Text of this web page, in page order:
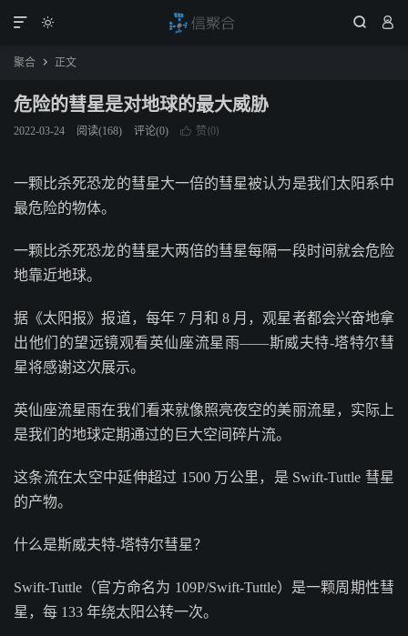
  

聚合  正文
危险的彗星是对地球的最大威胁
2022-03-24 阅读(168) 评论(0)  赞(0)
一颗比杀死恐龙的彗星大一倍的彗星被认为是我们太阳系中
最危险的物体。
一颗比杀死恐龙的彗星大两倍的彗星每隔一段时间就会危险
地靠近地球。
据《太阳报》报道，每年 7 月和 8 月，观星者都会兴奋地拿
出他们的望远镜观看英仙座流星雨——斯威夫特-塔特尔彗
星将感谢这次展示。
英仙座流星雨在我们看来就像照亮夜空的美丽流星，实际上
是我们的地球定期通过的巨大空间碎片流。
这条流在太空中延伸超过 1500 万公里，是 Swift-Tuttle 彗星
的产物。
什么是斯威夫特-塔特尔彗星？
Swift-Tuttle（官方命名为 109P/Swift-Tuttle）是一颗周期性彗
星，每 133 年绕太阳公转一次。